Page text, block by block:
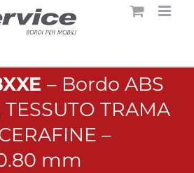
– Bordo ABS
TESSUTO TRAMA
–
mm